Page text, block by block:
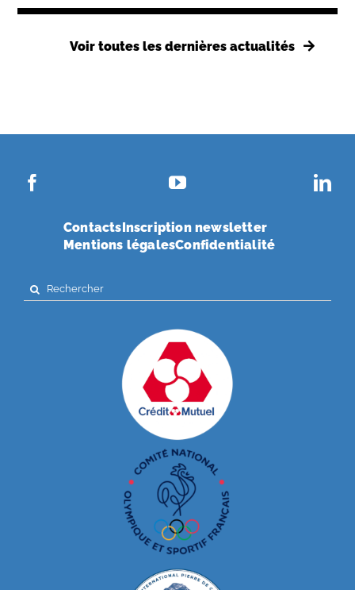
Voir toutes les dernières actualités
ContactsInscription newsletter
Mentions légalesConfidentialité
Search
for: